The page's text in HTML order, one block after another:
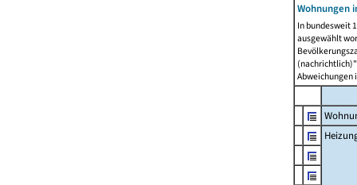
Wohnungen
In bundesweit
ausgewählt
Abweichungen